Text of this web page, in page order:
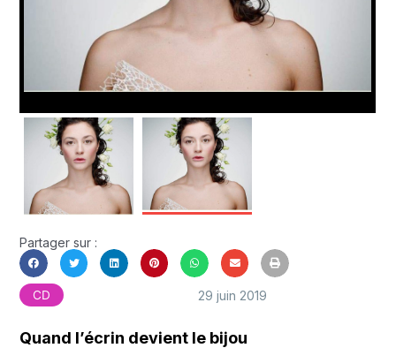
Partager sur :
CD 29 juin 2019
Quand l’écrin devient le bijou